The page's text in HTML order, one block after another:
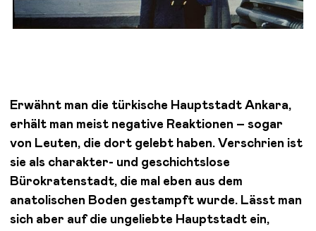
Erwähnt man die türkische Hauptstadt Ankara,
erhält man meist negative Reaktionen – sogar
von Leuten, die dort gelebt haben. Verschrien ist
sie als charakter- und geschichtslose
Bürokratenstadt, die mal eben aus dem
anatolischen Boden gestampft wurde. Lässt man
sich aber auf die ungeliebte Hauptstadt ein,